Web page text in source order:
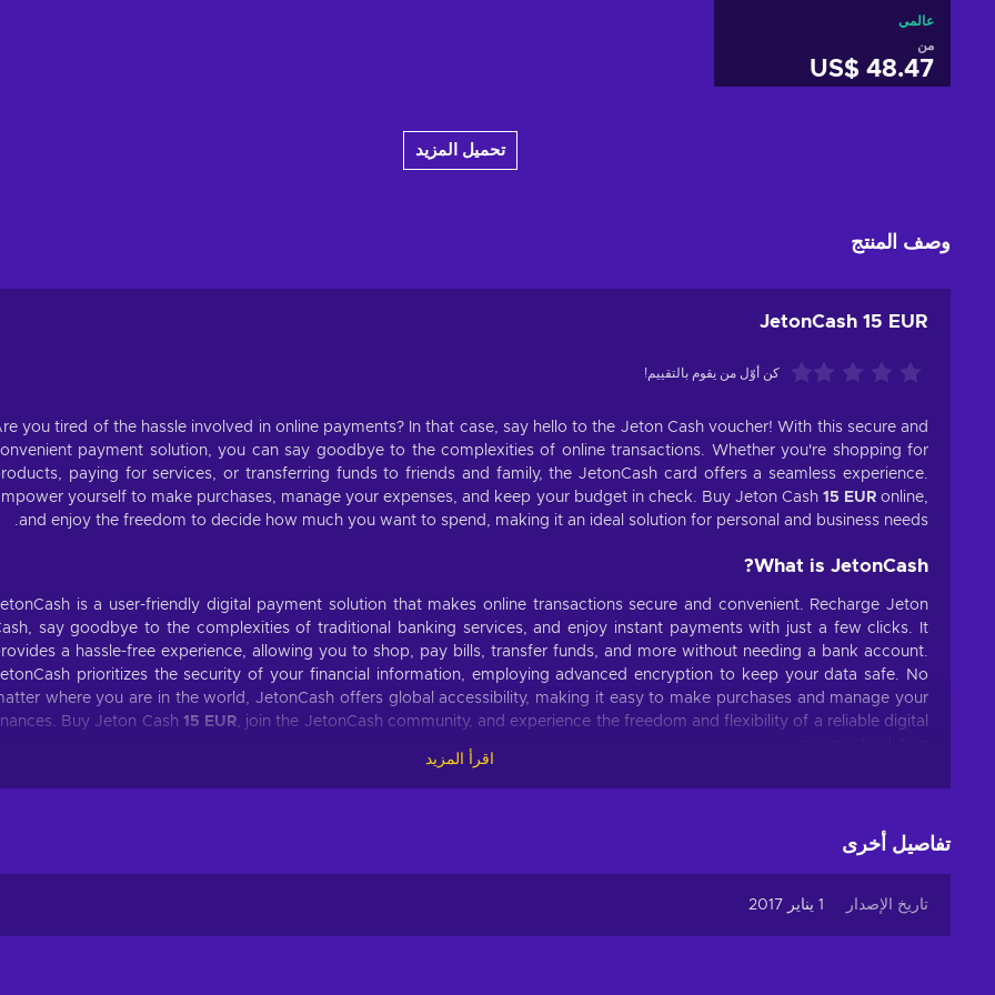
عالمي
من
US$ 48.47
تحميل المزيد
وصف المنتج
JetonCash 15 EUR
كن أوّل من يقوم بالتقييم!
you tired of the hassle involved in online payments? In that case, say hello to the Jeton Cash voucher! With this secure and
payment solution, you can say goodbye to the complexities of online transactions. Whether you're shopping for
paying for services, or transferring funds to friends and family, the JetonCash card offers a seamless experience.
yourself to make purchases, manage your expenses, and keep your budget in check. Buy Jeton Cash 15 EURonline,
and enjoy the freedom to decide how much you want to spend, making it an ideal solution for personal and business needs.
What is JetonCash?
is a user-friendly digital payment solution that makes online transactions secure and convenient. Recharge Jeton
say goodbye to the complexities of traditional banking services, and enjoy instant payments with just a few clicks. It
a hassle-free experience, allowing you to shop, pay bills, transfer funds, and more without needing a bank account.
prioritizes the security of your financial information, employing advanced encryption to keep your data safe. No
where you are in the world, JetonCash offers global accessibility, making it easy to make purchases and manage your
Buy Jeton Cash 15 EUR , join the JetonCash community, and experience the freedom and flexibility of a reliable digital
What can I use the Jeton Cash voucher for?
The Jeton Cash voucher can be used for various purposes, making it a versatile payment method for online transactions. Here
are some common uses:
. Explore a world of possibilities! Shop to your heart's content on e-commerce platforms, indulging in
اقرأ المزيد
تفاصيل أخرى
تاريخ الإصدار 1 يناير 2017